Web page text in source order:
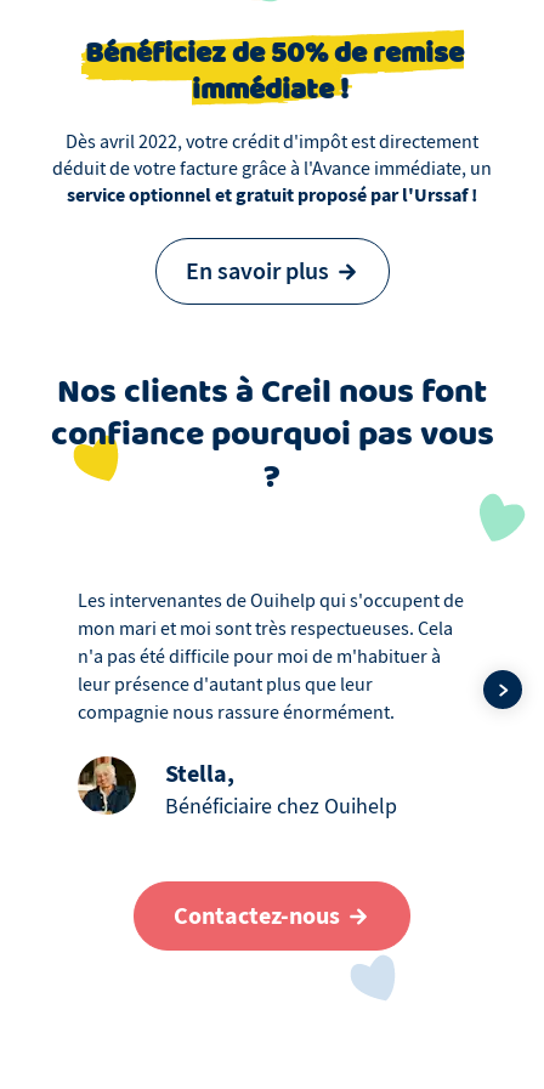
Bénéficiez de 50% de remise
immédiate !
Dès avril 2022, votre crédit d'impôt est directement
déduit de votre facture grâce à l'Avance immédiate, un
service optionnel et gratuit proposé par l'Urssaf !
En savoir plus
Nos clientsàCreilnous font
confiance pourquoi pas vous
?
Les intervenantes de Ouihelp qui s'occupent de
mon mari et moi sont très respectueuses. Cela
n'a pas été difficile pour moi de m'habituer à
leur présence d'autant plus que leur
compagnie nous rassure énormément.
Stella,
Bénéficiaire chez Ouihelp
Contactez-nous